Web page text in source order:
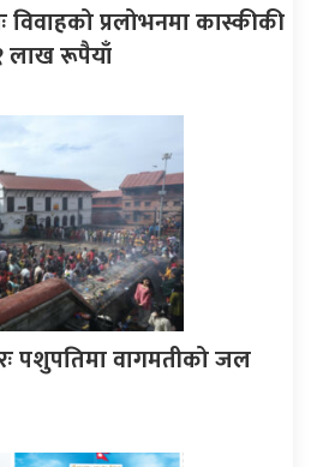
प्रलोभनमा कास्कीकी
लाख रूपैयाँ
पशुपतिमा वागमतीको जल